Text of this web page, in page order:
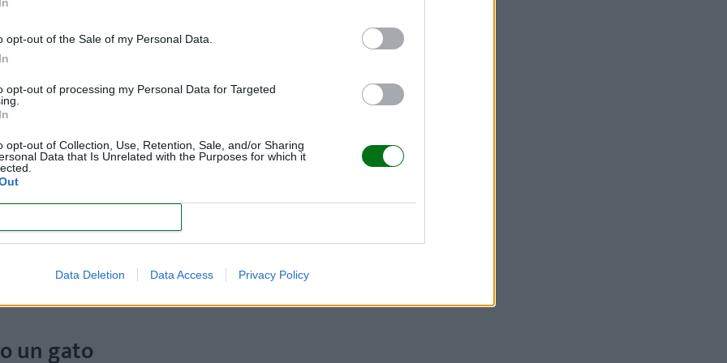
opt-out of the Sale of my Personal Data.
opt-out of processing my Personal Data for Targeted
opt-out of Collection, Use, Retention, Sale, and/or Sharing
Data that Is Unrelated with the Purposes for which it
Data Deletion Data Access Privacy Policy
en su mayoría saturadas de perros y gatos abandonados, y se
viven en situación de calle-la tasa de natalidad de animales en las mismas
contaminante si permanecen mucho tiempo a la intemperie- o refugios,
casa y siempre habrá alguien que te reciba.
que los integrantes más pequeños del hogar se hagan responsables del
nuevas habilidades y emociones como la empatía.
desde pequeños son menos propensos a enfermarse o desarrollar
un gato